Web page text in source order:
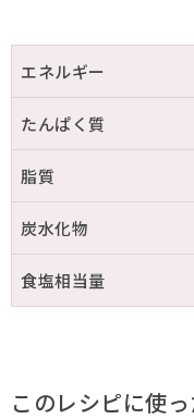
エネルギー
たんぱく質
脂質
炭水化物
食塩相当量
このレシピに使